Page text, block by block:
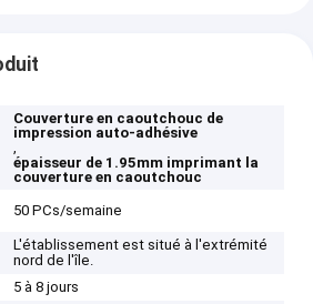
Couverture en caoutchouc de
impression auto-adhésive
,
épaisseur de 1.95mm imprimant la
couverture en caoutchouc
50 PCs/semaine
L'établissement est situé à l'extrémité
nord de l'île.
5 à 8 jours